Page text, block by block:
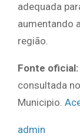
adequada
aumentando
região.
Fonte oficial:
consultada
Municipio.
admin